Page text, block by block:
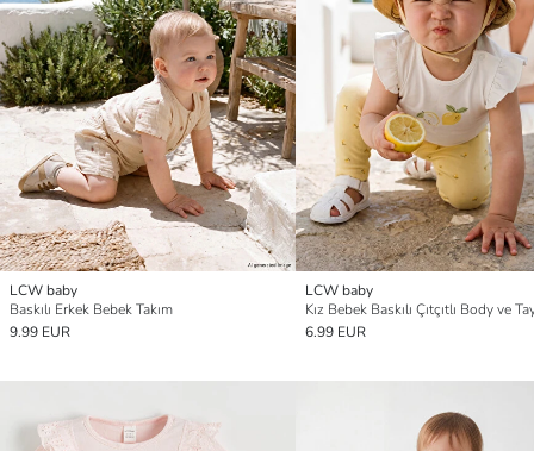
LCW baby
Baskılı Erkek Bebek Takım
9.99 EUR
LCW baby
Kız Bebek Baskılı Çıtçıtlı Body ve
6.99 EUR